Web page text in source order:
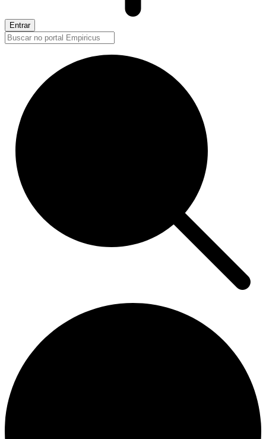
Entrar